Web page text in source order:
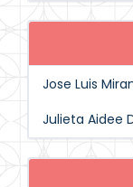
Jose Luis
Julieta Aidee